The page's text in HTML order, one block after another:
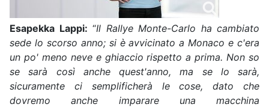
Esapekka Lappi: “Il Rallye Monte-Carlo ha cambiato
sede lo scorso anno; si è avvicinato a Monaco e c'era
un po' meno neve e ghiaccio rispetto a prima. Non so
se sarà così anche quest'anno, ma se lo sarà,
sicuramente ci semplificherà le cose, dato che
dovremo anche imparare una macchina